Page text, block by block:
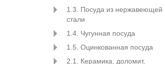
1.3. Посуда из нержавеющей
стали
1.4. Чугунная посуда
1.5. Оцинкованная посуда
2.1. Керамика, доломит,